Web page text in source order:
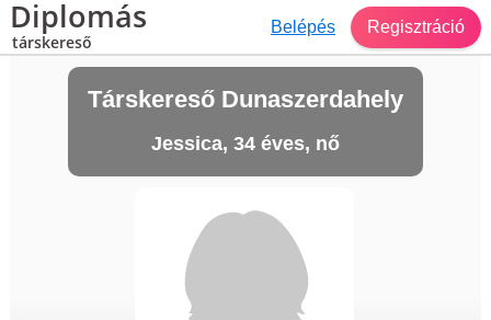
Diplomás
társkereső
Belépés Regisztráció
Társkereső Dunaszerdahely
Jessica, 34 éves, nő